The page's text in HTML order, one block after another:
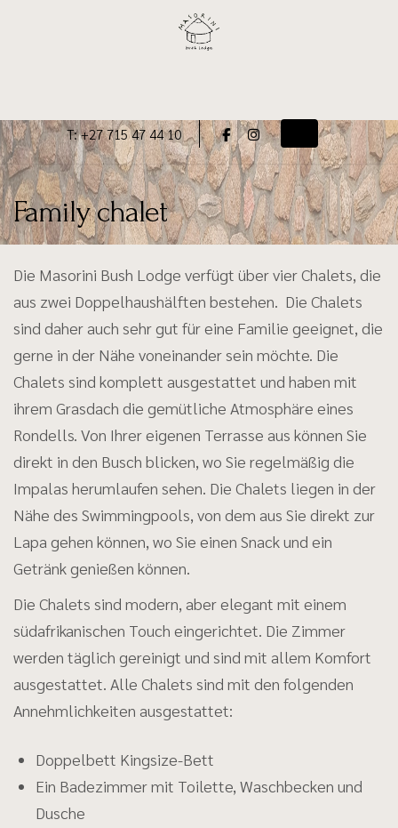
T: +27 715 47 44 10 Toggle
Family chalet
Die Masorini Bush Lodge verfügt über vier Chalets, die
aus zwei Doppelhaushälften bestehen. Die Chalets
sind daher auch sehr gut für eine Familie geeignet, die
gerne in der Nähe voneinander sein möchte. Die
Chalets sind komplett ausgestattet und haben mit
ihrem Grasdach die gemütliche Atmosphäre eines
Rondells. Von Ihrer eigenen Terrasse aus können Sie
direkt in den Busch blicken, wo Sie regelmäßig die
Impalas herumlaufen sehen. Die Chalets liegen in der
Nähe des Swimmingpools, von dem aus Sie direkt zur
Lapa gehen können, wo Sie einen Snack und ein
Getränk genießen können.
Die Chalets sind modern, aber elegant mit einem
südafrikanischen Touch eingerichtet. Die Zimmer
werden täglich gereinigt und sind mit allem Komfort
ausgestattet. Alle Chalets sind mit den folgenden
Annehmlichkeiten ausgestattet:
Doppelbett Kingsize-Bett
Ein Badezimmer mit Toilette, Waschbecken und
Dusche